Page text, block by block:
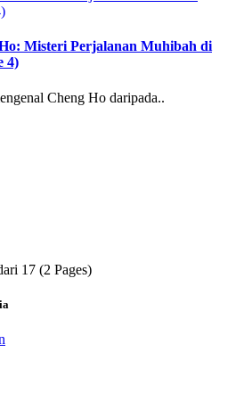
Misteri Perjalanan Muhibah di
4)
Cheng Ho daripada..
17 (2 Pages)